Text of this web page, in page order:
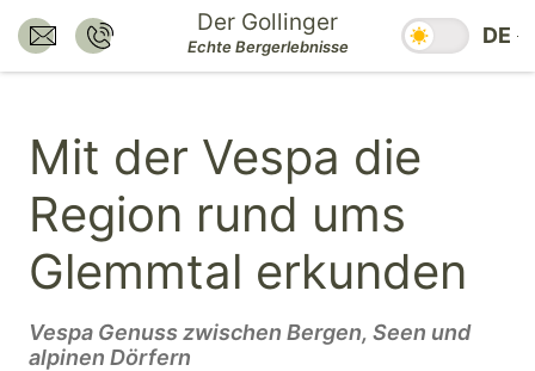
Zum
Inhalt
springen.
Hauptmenü
springen.
Zum
Footer
springen.
E-Mail senden an:
hotel@dergollinger.at
Nummer anrufen:
+43 6541 7292
Der Gollinger
Echte Bergerlebnisse DE
Mit der Vespa die
Region rund ums
Glemmtal erkunden
Vespa Genuss zwischen Bergen, Seen und
alpinen Dörfern